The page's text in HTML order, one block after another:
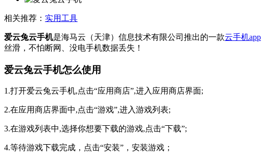
相关推荐： 实用工具
爱云兔云手机是海马云（天津）信息技术有限公司推出的一款云手机app
丝滑，不怕断网、没电手机数据丢失！
爱云兔云手机怎么使用
1.打开爱云兔云手机,点击“应用商店”,进入应用商店界面;
2.在应用商店界面中,点击“游戏”,进入游戏列表;
3.在游戏列表中,选择你想要下载的游戏,点击“下载”;
4.等待游戏下载完成，点击“安装”，安装游戏；